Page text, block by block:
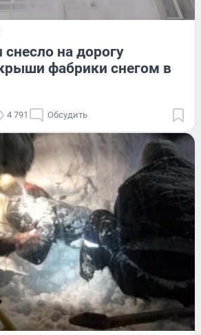
на дорогу
фабрики снегом в
4 791 Обсудить